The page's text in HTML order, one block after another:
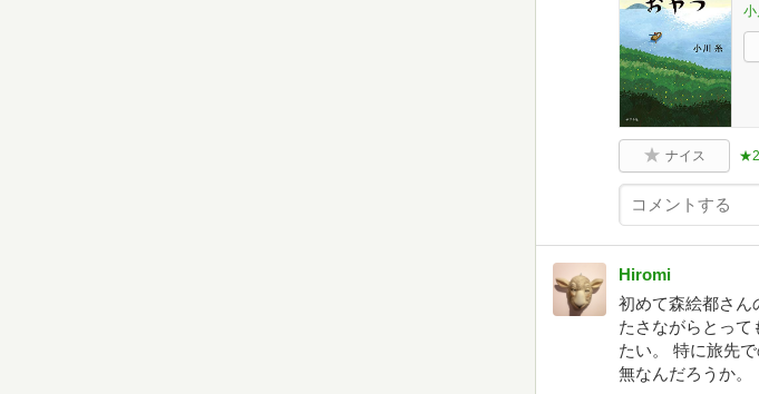
小
ナイス
Hiromi
初めて森絵都さん
たさながらとって
たい。 特に旅先
無なんだろうか。